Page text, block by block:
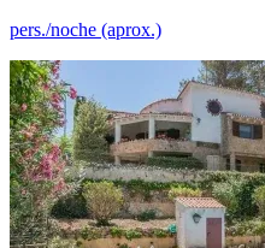
pers./noche (aprox.)